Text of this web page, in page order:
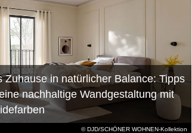
© DJD/SCHÖNER WOHNEN-Kollektion
Zuhause in natürlicher Balance: Tipps
nachhaltige Wandgestaltung mit